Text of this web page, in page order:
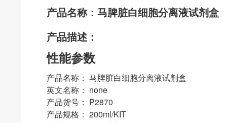
产品名称：马脾脏白细胞分离液试剂盒
产品描述：
性能参数
产品名称： 马脾脏白细胞分离液试剂盒
英文名称： none
产品货号： P2870
产品规格： 200ml/KIT